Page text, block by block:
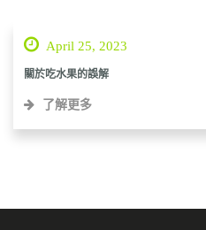
April 25, 2023
關於吃水果的誤解
了解更多